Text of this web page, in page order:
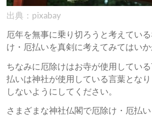
出典：pixabay
厄年を無事に乗り切ろうと考えてい
け・厄払いを真剣に考えてみてはいか
ちなみに厄除けはお寺が使用してい
払いは神社が使用している言葉とな
しないようにしてください。
さまざまな神社仏閣で厄除け・厄払